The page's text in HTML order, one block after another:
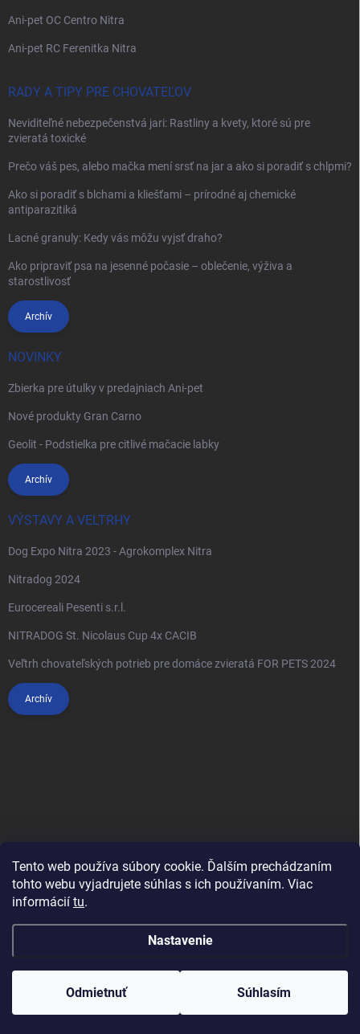
Tento web používa súbory cookie. Ďalším prechádzaním
tohto webu vyjadrujete súhlas s ich používaním. Viac
informácií tu.
Nastavenie
Odmietnuť Súhlasím
Ani-pet OC Centro Nitra
Ani-pet RC Ferenitka Nitra
RADY A TIPY PRE CHOVATEĽOV
Neviditeľné nebezpečenstvá jari: Rastliny a kvety, ktoré sú pre
zvieratá toxické
Prečo váš pes, alebo mačka mení srsť na jar a ako si poradiť s chlpmi?
Ako si poradiť s blchami a kliešťami – prírodné aj chemické
antiparazitiká
Lacné granuly: Kedy vás môžu vyjsť draho?
Ako pripraviť psa na jesenné počasie – oblečenie, výživa a
starostlivosť
Archív
NOVINKY
Zbierka pre útulky v predajniach Ani-pet
Nové produkty Gran Carno
Geolit - Podstielka pre citlivé mačacie labky
Archív
VÝSTAVY A VELTRHY
Dog Expo Nitra 2023 - Agrokomplex Nitra
Nitradog 2024
Eurocereali Pesenti s.r.l.
NITRADOG St. Nicolaus Cup 4x CACIB
Veľtrh chovateľských potrieb pre domáce zvieratá FOR PETS 2024
Archív
Vytvoril Shoptet
Copyright 2026Anipet.sk. Všetky práva vyhradené.Upraviť nastavenie